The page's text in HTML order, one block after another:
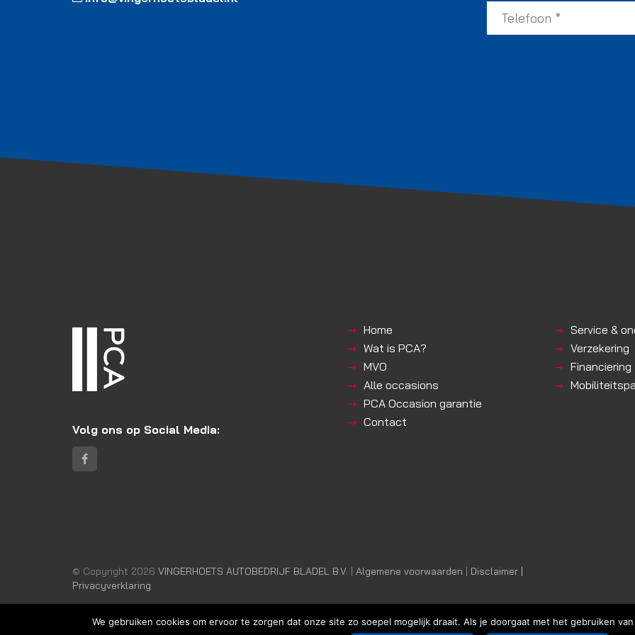
Volg ons op Social Media:
Service &
Verzekering
Financiering
Home
Wat is PCA?
MVO
Alle occasions
PCA Occasion garantie
Contact
© Copyright 2026 VINGERHOETS AUTOBEDRIJF BLADEL B.V. | Algemene voorwaarden | Disclaimer |
Privacyverklaring
We gebruiken cookies om ervoor te zorgen dat onze site zo soepel mogelijk draait. Als je doorgaat met het gebruiken